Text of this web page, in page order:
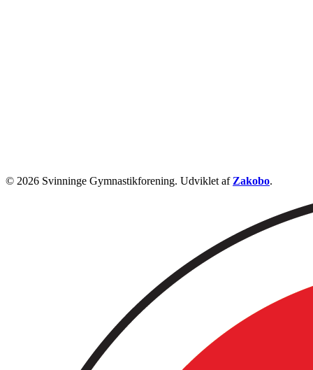
© 2026 Svinninge Gymnastikforening. Udviklet af Zakobo.